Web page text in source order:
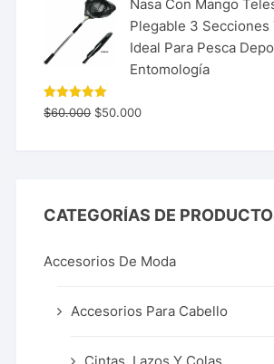
Nasa Con Mango
Plegable 3 Secciones
Ideal Para Pesca
Entomología
Valorado
con 5.00
$60.000 $50.000
CATEGORÍAS DE
Accesorios De Moda
Accesorios Para Cabello